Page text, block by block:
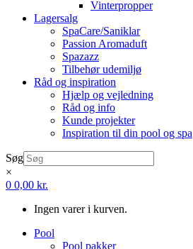
Vinterpropper
Lagersalg
SpaCare/Saniklar
Passion Aromaduft
Spazazz
Tilbehør udemiljø
Råd og inspiration
Hjælp og vejledning
Råd og info
Kunde projekter
Inspiration til din pool og spa
Søg
×
0 0,00 kr.
Ingen varer i kurven.
Pool
Pool pakker